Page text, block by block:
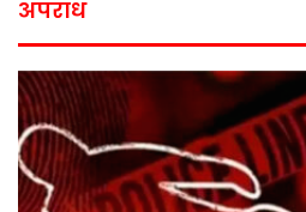
अपराध